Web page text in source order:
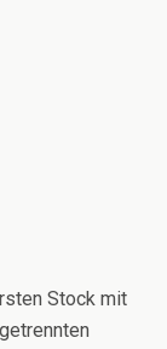
Stock mit